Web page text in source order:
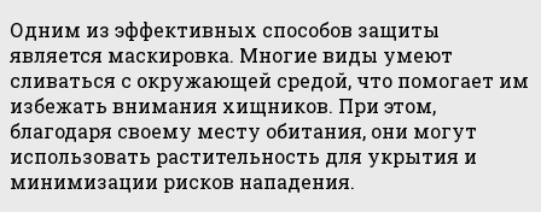
Одним из эффективных способов защиты
является маскировка. Многие виды умеют
сливаться с окружающей средой, что помогает им
избежать внимания хищников. При этом,
благодаря своему месту обитания, они могут
использовать растительность для укрытия и
минимизации рисков нападения.